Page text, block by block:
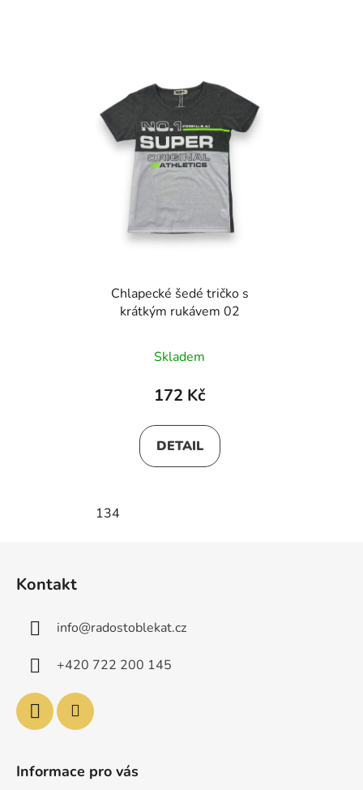
Chlapecké šedé tričko s
krátkým rukávem 02
Skladem
172 Kč
DETAIL
134
Kontakt
info@radostoblekat.cz
+420 722 200 145
Informace pro vás